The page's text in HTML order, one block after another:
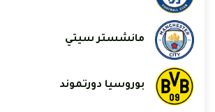
مانشستر سيتي
بوروسيا دورتموند